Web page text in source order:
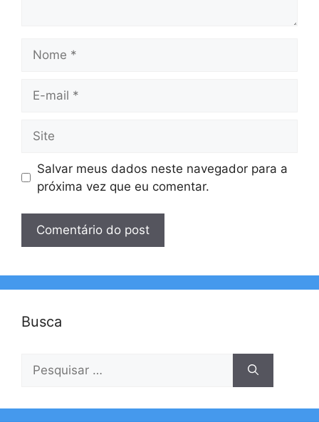
mail
Salvar meus dados neste navegador para a
próxima vez que eu comentar.
Busca
Pesquisar